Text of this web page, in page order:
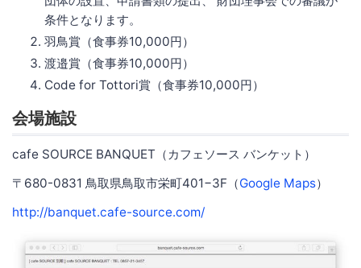
条件となります。
羽鳥賞（食事券10,000円）
渡邉賞（食事券10,000円）
Code for Tottori賞（食事券10,000円）
会場施設
cafe SOURCE BANQUET（カフェソース バンケット）
〒680-0831 鳥取県鳥取市栄町401−3F（Google Maps）
http://banquet.cafe-source.com/